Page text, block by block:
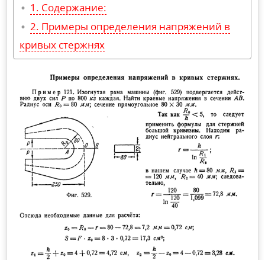
Содержание:
Примеры определения напряжений в
кривых стержнях